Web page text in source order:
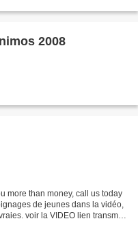
2008
more than money, call us today
de jeunes dans la vidéo,
voir la VIDEO lien transmis